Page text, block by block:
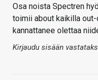
Osa noista Spectren
toimii about kaikilla
kannattanee olettaa
Kirjaudu sisään